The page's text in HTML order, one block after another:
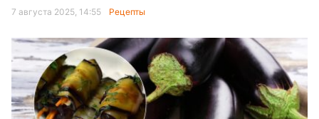
7 августа 2025, 14:55 Рецепты